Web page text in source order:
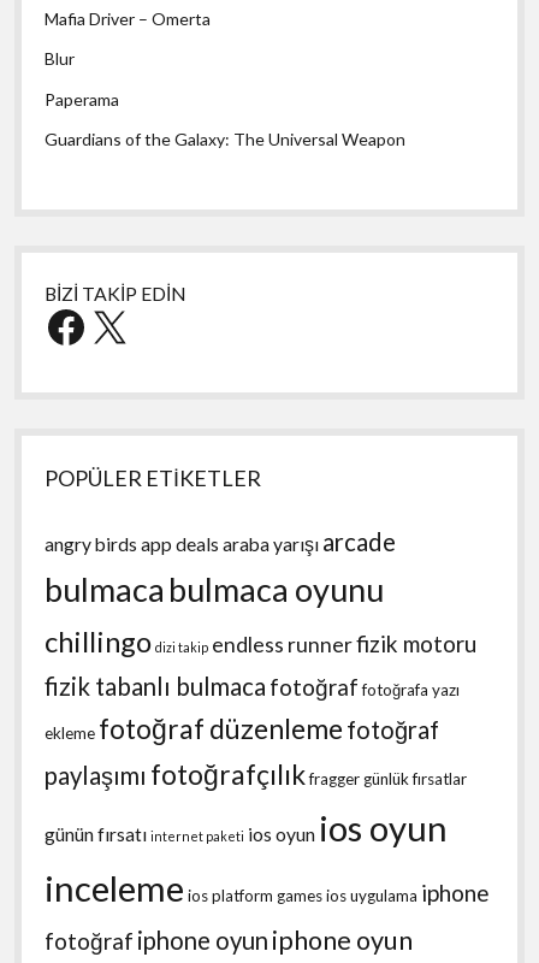
Mafia Driver – Omerta
Blur
Paperama
Guardians of the Galaxy: The Universal Weapon
BİZİ TAKİP EDİN
Facebook
X
POPÜLER ETİKETLER
angry birds app deals araba yarışı arcade
bulmaca bulmaca oyunu
chillingo dizi takip endless runnerfizik motoru
fizik tabanlı bulmaca fotoğraf fotoğrafa yazı
ekleme fotoğraf düzenleme fotoğraf
paylaşımı fotoğrafçılıkfraggergünlük fırsatlar
günün fırsatı internet paketi ios oyun ios oyun
inceleme ios platform gamesios uygulama iphone
fotoğraf iphone oyun iphone oyun